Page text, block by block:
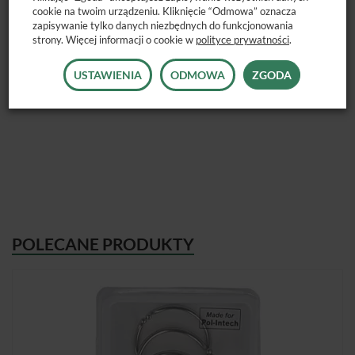
Nadają się do stosowania z każdym rodzjem matryc i pasków.
Dostępne opakowanie: 100szt.
POLECANE PRODUKTY
cookie na twoim urządzeniu. Kliknięcie “Odmowa” oznacza
zapisywanie tylko danych niezbędnych do funkcjonowania
strony. Więcej informacji o cookie w polityce prywatności.
USTAWIENIA ODMOWA ZGODA